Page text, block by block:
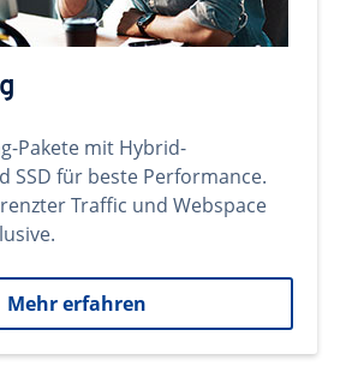
Pakete mit Hybrid-
SSD für beste Performance.
Traffic und Webspace
Mehr erfahren